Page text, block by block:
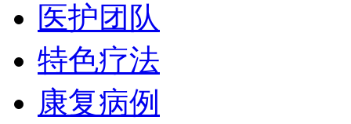
医护团队
特色疗法
康复病例